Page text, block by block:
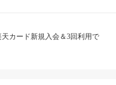
カード新規入会＆3回利用で